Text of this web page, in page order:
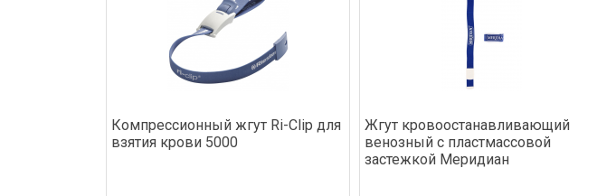
Компрессионный жгут Ri-Clip для
взятия крови 5000
Жгут кровоостанавливающий
венозный с пластмассовой
застежкой Меридиан